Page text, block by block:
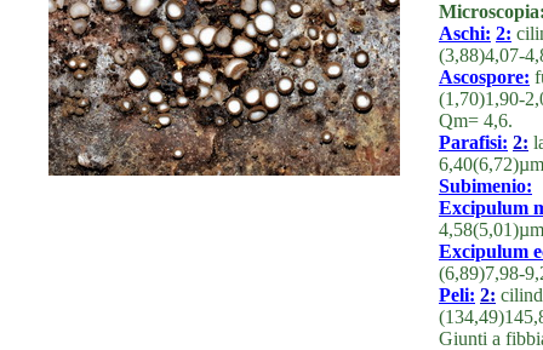
Aschi: 2:
(3,88)4,07-
Ascospore:
(1,70)1,90-
Qm= 4,6.
Parafisi: 2:
Subimenio:
Excipulum
Excipulum
(6,89)7,98-
Peli: 2:
Giunti a